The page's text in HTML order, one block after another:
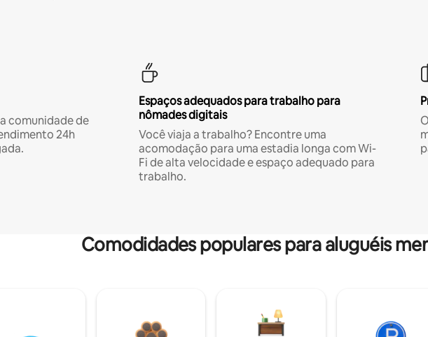
comunidade de
24h
Espaços adequados para trabalho para
nômades digitais
Você viaja a trabalho? Encontre uma
acomodação para uma estadia longa com Wi-
Fi de alta velocidade e espaço adequado para
trabalho.
Comodidades populares para aluguéis